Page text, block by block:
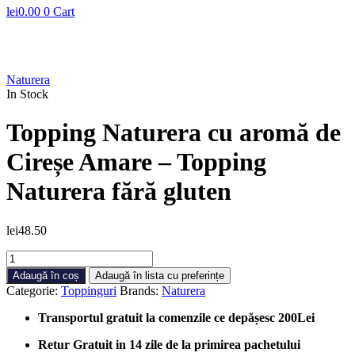
lei0.00 0 Cart
Naturera
In Stock
Topping Naturera cu aromă de
Cireșe Amare – Topping
Naturera fără gluten
lei48.50
Cantitate
Topping
Naturera
cu
aromă
Cireșe
Adaugă în coș Adaugă în lista cu preferințe
Categorie: Toppinguri Brands: Naturera
Transportul gratuit la comenzile ce depășesc 200Lei
Retur Gratuit in 14 zile de la primirea pachetului